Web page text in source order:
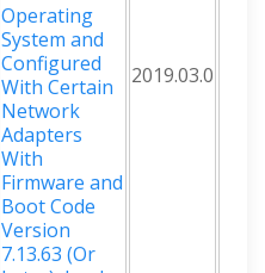
Operating
System and
Configured
With Certain
Network
Adapters
With
Firmware and
Boot Code
Version
7.13.63 (Or
2019.03.0